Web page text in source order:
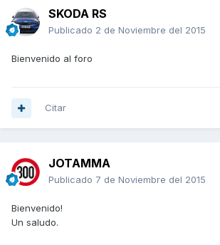
SKODA RS
Publicado 2 de Noviembre del 2015
Bienvenido al foro
Citar
JOTAMMA
Publicado 7 de Noviembre del 2015
Bienvenido!
Un saludo.